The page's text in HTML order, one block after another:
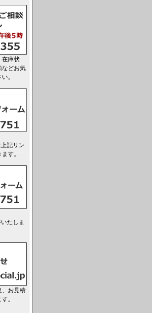
在庫状
などお気
。
記リン
す。
たしま
、お見積
。